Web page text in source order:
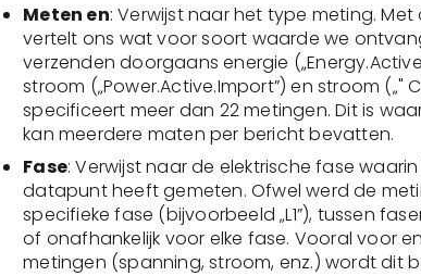
Meten en: Verwijst naar het type meting.
vertelt ons wat voor soort waarde we
verzenden doorgaans energie
stroom („Power.Active.Import”) en stroom („"
specificeert meer dan 22 metingen. Dit is
kan meerdere maten per bericht bevatten.
Fase: Verwijst naar de elektrische fase
datapunt heeft gemeten. Ofwel werd de
specifieke fase (bijvoorbeeld „L1”), tussen
of onafhankelijk voor elke fase. Vooral voor
metingen (spanning, stroom, enz.) wordt dit